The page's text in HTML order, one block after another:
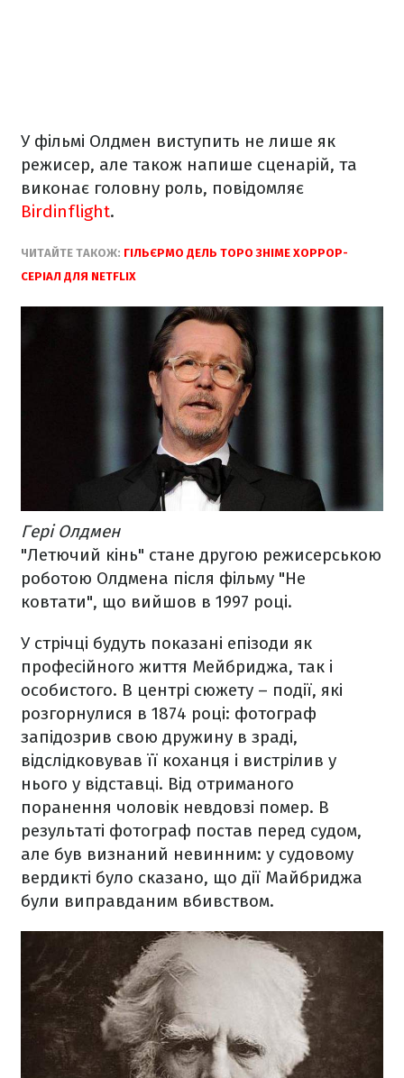
У фільмі Олдмен виступить не лише як
режисер, але також напише сценарій, та
виконає головну роль, повідомляє
Birdinflight.
ЧИТАЙТЕ ТАКОЖ: ГІЛЬЄРМО ДЕЛЬ ТОРО ЗНІМЕ ХОРРОР-
СЕРІАЛ ДЛЯ NETFLIX
Гері Олдмен
"Летючий кінь" стане другою режисерською
роботою Олдмена після фільму "Не
ковтати", що вийшов в 1997 році.
У стрічці будуть показані епізоди як
професійного життя Мейбриджа, так і
особистого. В центрі сюжету – події, які
розгорнулися в 1874 році: фотограф
запідозрив свою дружину в зраді,
відслідковував її коханця і вистрілив у
нього у відставці. Від отриманого
поранення чоловік невдовзі помер. В
результаті фотограф постав перед судом,
але був визнаний невинним: у судовому
вердикті було сказано, що дії Майбриджа
були виправданим вбивством.